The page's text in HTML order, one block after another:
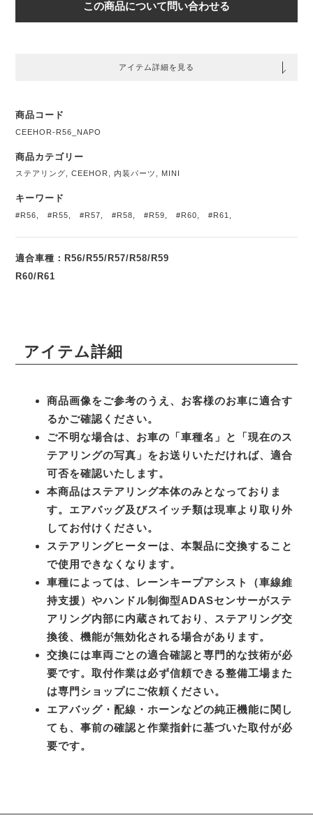
この商品について問い合わせる
アイテム詳細を見る
商品コード
CEEHOR-R56_NAPO
商品カテゴリー
ステアリング ,CEEHOR 内装パーツ MINI
キーワード
#R56 ,#R55 ,#R57 ,#R58 ,#R59 ,#R60 ,#R61
適合車種：R56/R55/R57/R58/R59
R60/R61
アイテム詳細
商品画像をご参考のうえ、お客様のお車に適合す
るかご確認ください。
ご不明な場合は、お車の「車種名」と「現在のス
テアリングの写真」をお送りいただければ、適合
可否を確認いたします。
本商品はステアリング本体のみとなっておりま
す。エアバッグ及びスイッチ類は現車より取り外
してお付けください。
ステアリングヒーターは、本製品に交換すること
で使用できなくなります。
車種によっては、レーンキープアシスト（車線維
持支援）やハンドル制御型ADASセンサーがステ
アリング内部に内蔵されており、ステアリング交
換後、機能が無効化される場合があります。
交換には車両ごとの適合確認と専門的な技術が必
要です。取付作業は必ず信頼できる整備工場また
は専門ショップにご依頼ください。
エアバッグ・配線・ホーンなどの純正機能に関し
ても、事前の確認と作業指針に基づいた取付が必
要です。